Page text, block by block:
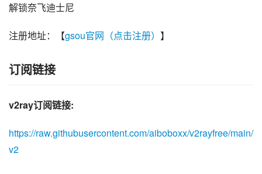
解锁奈飞迪士尼
注册地址：【gsou官网（点击注册） 】
订阅链接
v2ray订阅链接:
https://raw.githubusercontent.com/aiboboxx/v2rayfree/main/
v2